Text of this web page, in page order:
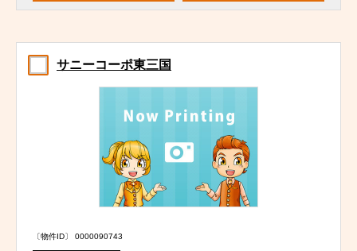
サニーコーポ東三国
〔物件ID〕 0000090743